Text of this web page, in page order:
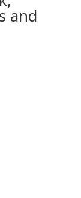
and